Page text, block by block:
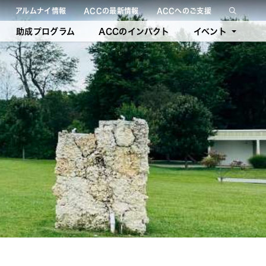
アルムナイ情報 ACCの最新情報 ACCへのご支援
助成プログラム ACCのインパクト イベント
今後のイベント
過去のイベント
絞り込み検索を閉じる